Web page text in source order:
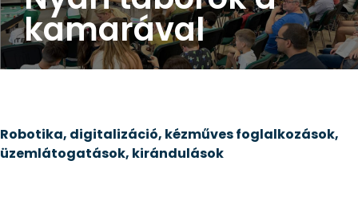
kamarával
Robotika, digitalizáció, kézműves foglalkozások,
üzemlátogatások, kirándulások